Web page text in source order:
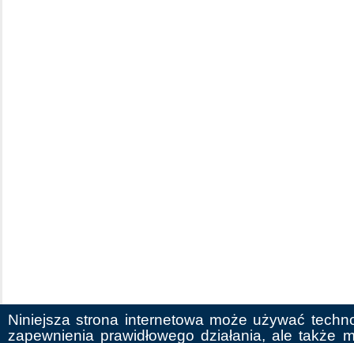
Niniejsza strona internetowa może używać
zapewnienia prawidłowego działania, ale także